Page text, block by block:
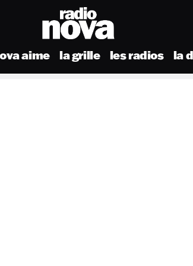
aime la grille les radios la